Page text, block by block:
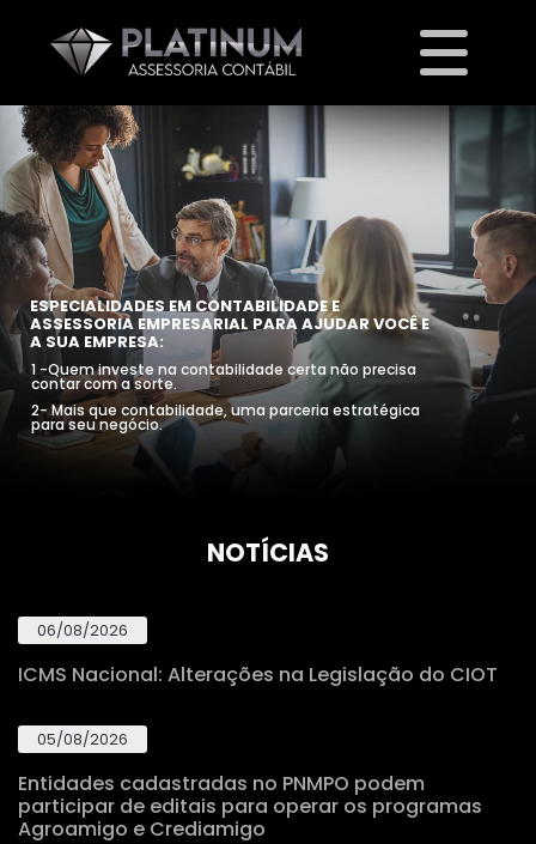
ESPECIALIDADES EM CONTABILIDADE E
ASSESSORIA EMPRESARIAL PARA AJUDAR VOCÊ E
A SUA EMPRESA:
1 -Quem investe na contabilidade certa não precisa
contar com a sorte.
2- Mais que contabilidade, uma parceria estratégica
para seu negócio.
NOTÍCIAS
06/08/2026
ICMS Nacional: Alterações na Legislação do CIOT
05/08/2026
Entidades cadastradas no PNMPO podem
participar de editais para operar os programas
Agroamigo e Crediamigo